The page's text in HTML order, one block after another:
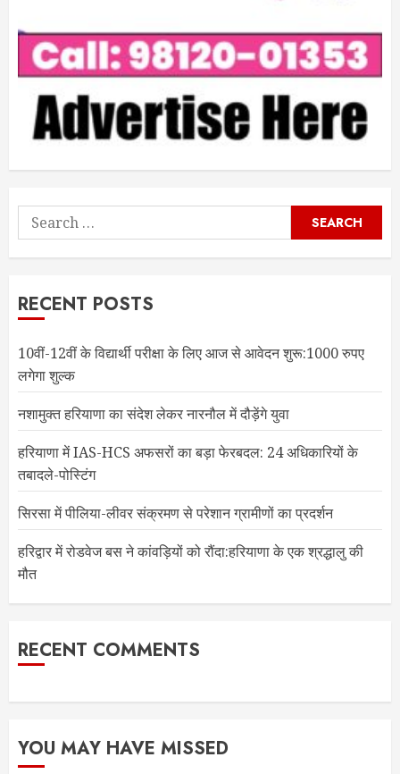
Search
for:
RECENT POSTS
10वीं-12वीं के विद्यार्थी परीक्षा के लिए आज से आवेदन शुरू:1000 रुपए
लगेगा शुल्क
नशामुक्त हरियाणा का संदेश लेकर नारनौल में दौड़ेंगे युवा
हरियाणा में IAS-HCS अफसरों का बड़ा फेरबदल: 24 अधिकारियों के
तबादले-पोस्टिंग
सिरसा में पीलिया-लीवर संक्रमण से परेशान ग्रामीणों का प्रदर्शन
हरिद्वार में रोडवेज बस ने कांवड़ियों को रौंदा:हरियाणा के एक श्रद्धालु की
मौत
RECENT COMMENTS
YOU MAY HAVE MISSED